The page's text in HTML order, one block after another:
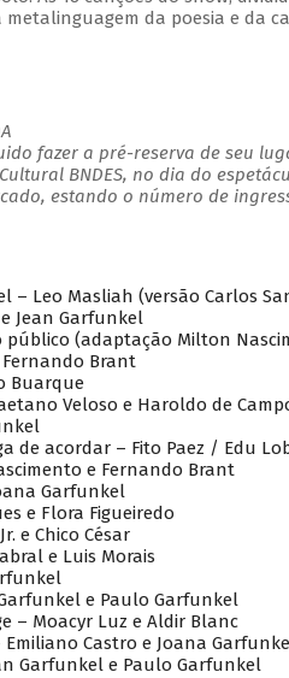
da poesia e da
fazer a pré-reserva de seu
BNDES, no dia do
estando o número de
– Leo Masliah (versão Carlos
Jean Garfunkel
público (adaptação Milton
Fernando Brant
Buarque
Veloso e Haroldo de
de acordar – Fito Paez / Edu
e Fernando Brant
Garfunkel
e Flora Figueiredo
e Chico César
e Luis Morais
e Paulo Garfunkel
– Moacyr Luz e Aldir Blanc
Emiliano Castro e Joana
Garfunkel e Paulo Garfunkel